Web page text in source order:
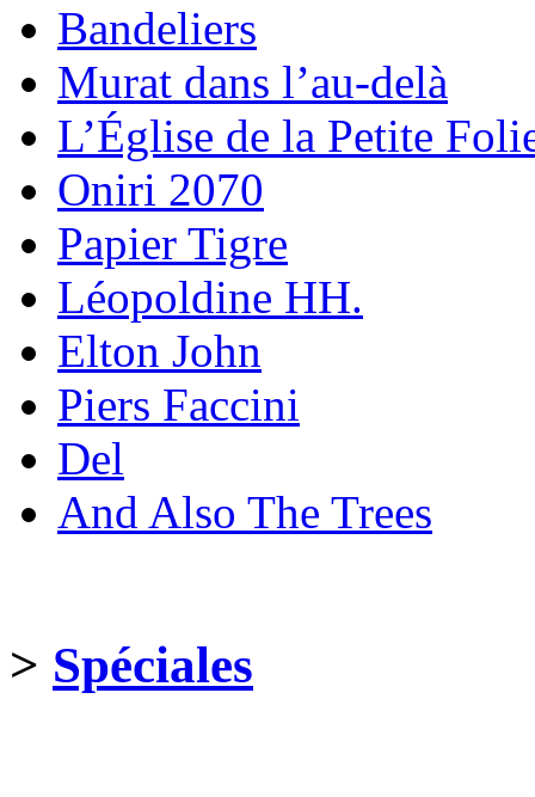
Bandeliers
Murat dans l’au-delà
L’Église de la Petite
Oniri 2070
Papier Tigre
Léopoldine HH.
Elton John
Piers Faccini
Del
And Also The Trees
> Spéciales